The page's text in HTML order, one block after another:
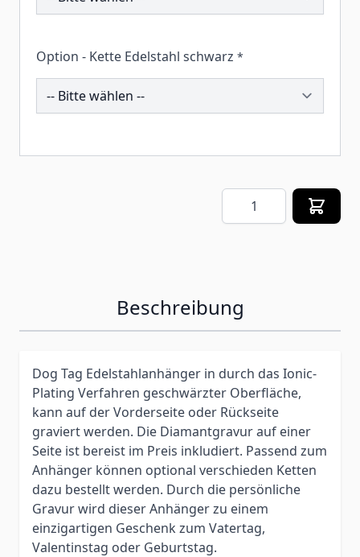
Option - Kette Edelstahl schwarz *
208318
Menge
Beschreibung
Dog Tag Edelstahlanhänger in durch das Ionic-
Plating Verfahren geschwärzter Oberfläche,
kann auf der Vorderseite oder Rückseite
graviert werden. Die Diamantgravur auf einer
Seite ist bereist im Preis inkludiert. Passend zum
Anhänger können optional verschieden Ketten
dazu bestellt werden. Durch die persönliche
Gravur wird dieser Anhänger zu einem
einzigartigen Geschenk zum Vatertag,
Valentinstag oder Geburtstag.